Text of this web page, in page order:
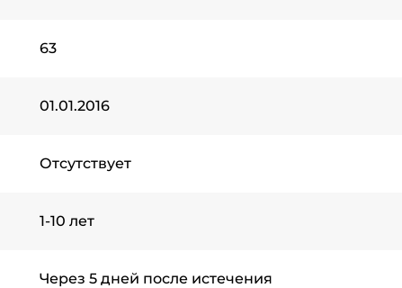
63
01.01.2016
Отсутствует
1-10 лет
Через 5 дней после истечения